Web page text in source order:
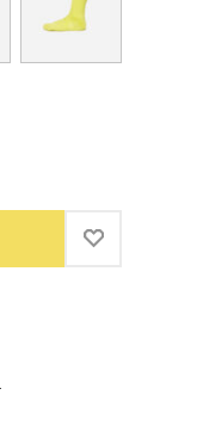
ADD TO
ADD TO